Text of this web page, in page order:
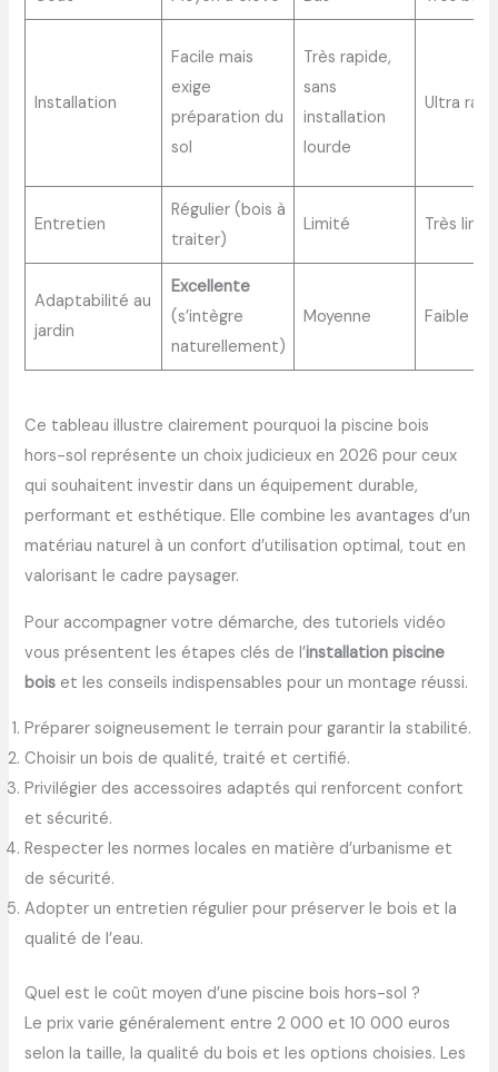
Installation
Facile mais
exige
préparation du
sol
Très rapide,
sans
installation
lourde
Ultra
Entretien
Régulier (bois à
traiter)
Limité Très
Adaptabilité au
jardin
Excellente
(s’intègre
naturellement)
Moyenne Faible
Ce tableau illustre clairement pourquoi la piscine bois
hors-sol représente un choix judicieux en 2026 pour ceux
qui souhaitent investir dans un équipement durable,
performant et esthétique. Elle combine les avantages d’un
matériau naturel à un confort d’utilisation optimal, tout en
valorisant le cadre paysager.
Pour accompagner votre démarche, des tutoriels vidéo
vous présentent les étapes clés de l’installation piscine
bois et les conseils indispensables pour un montage réussi.
Préparer soigneusement le terrain pour garantir la stabilité.
Choisir un bois de qualité, traité et certifié.
Privilégier des accessoires adaptés qui renforcent confort
et sécurité.
Respecter les normes locales en matière d’urbanisme et
de sécurité.
Adopter un entretien régulier pour préserver le bois et la
qualité de l’eau.
Quel est le coût moyen d’une piscine bois hors-sol ?
Le prix varie généralement entre 2 000 et 10 000 euros
selon la taille, la qualité du bois et les options choisies. Les